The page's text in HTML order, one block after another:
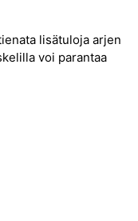
lisätuloja arjen
voi parantaa